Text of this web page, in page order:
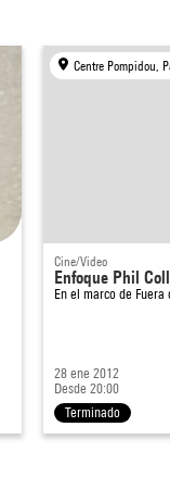
Centre Pompidou,
Cine/Video
Enfoque Phil
En el marco de Fuera
28 ene 2012
Desde 20:00
Terminado